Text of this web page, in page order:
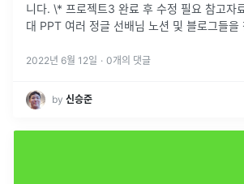
니다. \* 프로젝트3 완료 후 수정 필요 참고자료 Assignment 한양
대 PPT 여러 정글 선배님 노션 및 블로그들을
2022년 6월 12일 · 0개의 댓글
by 신승준